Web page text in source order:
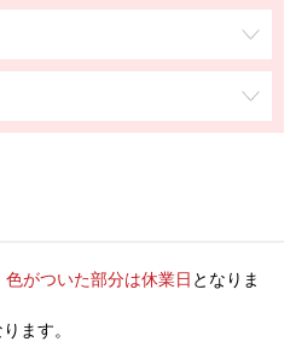
色がついた部分は休業日 となりま
ます。